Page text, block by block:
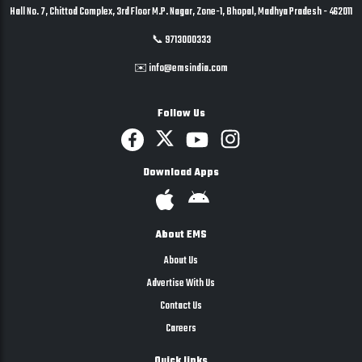
Hall No. 7, Chittod Complex, 3rd Floor M.P. Nagar, Zone-1, Bhopal, Madhya Pradesh - 462011
📞 9713000333
✉️ info@emsindia.com
Follow Us
Download Apps
About EMS
About Us
Advertise With Us
Contact Us
Careers